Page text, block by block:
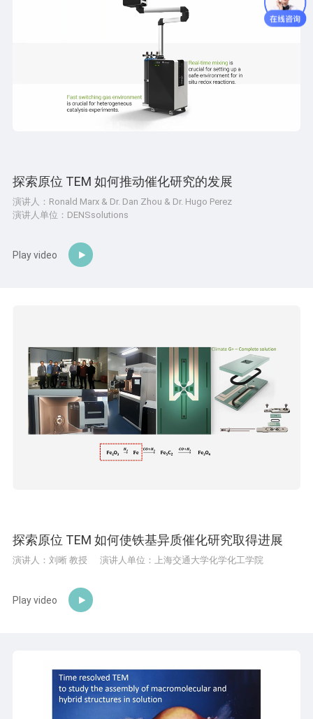
探索原位 TEM 如何推动催化研究的发展
演讲人：Ronald Marx & Dr. Dan Zhou & Dr. Hugo Perez
演讲人单位：DENSsolutions
Play video
探索原位 TEM 如何使铁基异质催化研究取得进展
演讲人：刘晰 教授 演讲人单位：上海交通大学化学化工学院
Play video